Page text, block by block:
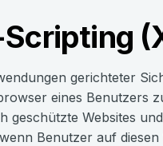
gerichteter
eines Benutzers
geschützte Websites
Benutzer auf